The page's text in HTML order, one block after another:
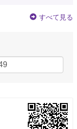
すべて見る